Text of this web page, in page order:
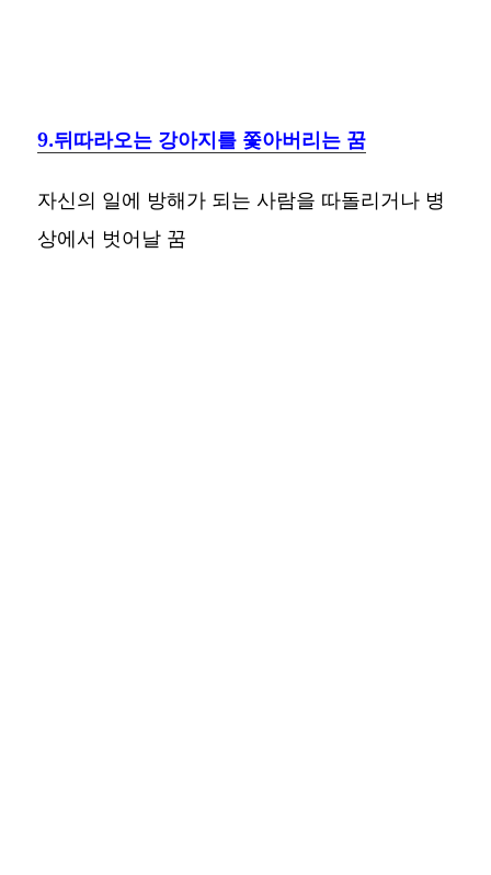
9.뒤따라오는 강아지를 쫓아버리는 꿈
자신의 일에 방해가 되는 사람을 따돌리거나 병
상에서 벗어날 꿈